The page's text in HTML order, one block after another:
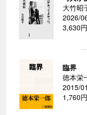
大竹昭
2026/
3,630
臨界
徳本栄
2015/
1,760